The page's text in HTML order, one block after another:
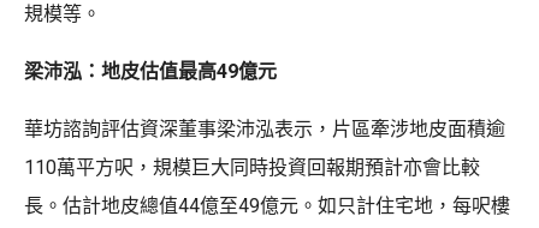
規模等。
梁沛泓：地皮估值最高49億元
華坊諮詢評估資深董事梁沛泓表示，片區牽涉地皮面積逾
110萬平方呎，規模巨大同時投資回報期預計亦會比較
長。估計地皮總值44億至49億元。如只計住宅地，每呎樓